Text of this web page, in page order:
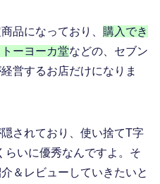
品になっており、 購入でき
ーヨーカ堂などの、セブン
営するお店だけになりま
されており、使い捨てT字
らいに優秀なんですよ。そ
＆レビューしていきたいと